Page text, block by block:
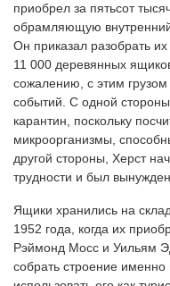
приобрел за пятьсот
обрамляющую внутренний
Он приказал разобрать
11 000 деревянных
сожалению, с этим
событий. С одной
карантин, поскольку
микроорганизмы,
другой стороны, Херст
трудности и был вынужден
Ящики хранились на
1952 года, когда их
Рэймонд Мосс и Уильям
собрать строение